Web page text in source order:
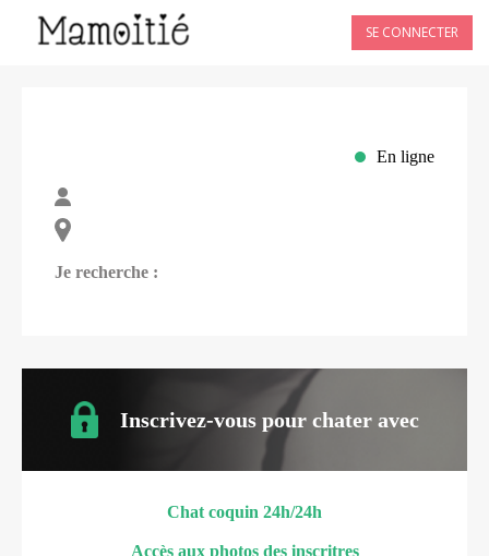
SE CONNECTER
En ligne
Je recherche :
Inscrivez-vous pour chater avec
Chat coquin 24h/24h
Accès aux photos des inscritres